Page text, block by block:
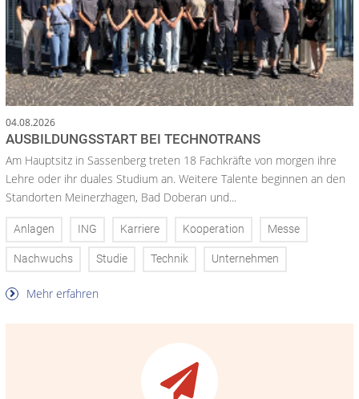
04.08.2026
AUSBILDUNGSSTART BEI TECHNOTRANS
Am Hauptsitz in Sassenberg treten 18 Fachkräfte von morgen ihre
Lehre oder ihr duales Studium an. Weitere Talente beginnen an den
Standorten Meinerzhagen, Bad Doberan und...
Anlagen ING Karriere Kooperation Messe
Nachwuchs Studie Technik Unternehmen
Mehr erfahren